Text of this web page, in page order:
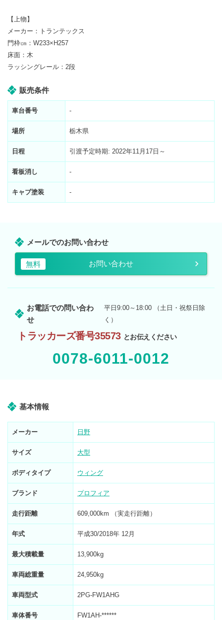
【上物】
メーカー：トランテックス
門枠㎝：W233×H257
床面：木
ラッシングレール：2段
販売条件
車台番号 -
場所 栃木県
日程 引渡予定時期: 2022年11月17日～
看板消し -
キャブ塗装 -
メールでのお問い合わせ
無料 お問い合わせ
お電話での問い合わ
せ
平日9:00～18:00 （土日・祝祭日除
く）
トラッカーズ番号35573 とお伝えください
0078-6011-0012
基本情報
メーカー 日野
サイズ 大型
ボディタイプ ウィング
ブランド プロフィア
走行距離 609,000km （実走行距離）
年式 平成30/2018年 12月
最大積載量 13,900kg
車両総重量 24,950kg
車両型式 2PG-FW1AHG
車体番号 FW1AH-******